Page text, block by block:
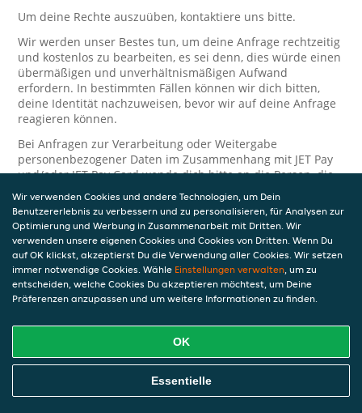
Um deine Rechte auszuüben, kontaktiere uns bitte.
Wir werden unser Bestes tun, um deine Anfrage rechtzeitig
und kostenlos zu bearbeiten, es sei denn, dies würde einen
übermäßigen und unverhältnismäßigen Aufwand
erfordern. In bestimmten Fällen können wir dich bitten,
deine Identität nachzuweisen, bevor wir auf deine Anfrage
reagieren können.
Bei Anfragen zur Verarbeitung oder Weitergabe
personenbezogener Daten im Zusammenhang mit JET Pay
und/oder JET Pay Card wende dich bitte an die Person, die
dir das JET Pay-Guthaben gewährt (das kann dein
Arbeitgeber, Geschäftspartner usw. sein). Dies ist
erforderlich, da JET und die Person, die dir das Guthaben
gewährt, eine separate Verantwortung für die Verarbeitung
und den Schutz deiner personenbezogenen Daten haben.
Solltest du weitere Fragen oder Beschwerden in Bezug auf
die Verarbeitung deiner personenbezogenen Daten haben,
kontaktieren wir dich gerne. Wir würden uns auch über
Tipps oder Vorschläge zur Verbesserung unserer Erklärung
Sicherheit
Wir verwenden Cookies und andere Technologien, um Dein
Benutzererlebnis zu verbessern und zu personalisieren, für Analysen zur
Optimierung und Werbung in Zusammenarbeit mit Dritten. Wir
verwenden unsere eigenen Cookies und Cookies von Dritten. Wenn Du
auf OK klickst, akzeptierst Du die Verwendung aller Cookies. Wir setzen
immer notwendige Cookies. Wähle Einstellungen verwalten, um zu
entscheiden, welche Cookies Du akzeptieren möchtest, um Deine
Präferenzen anzupassen und um weitere Informationen zu finden.
OK
Essentielle